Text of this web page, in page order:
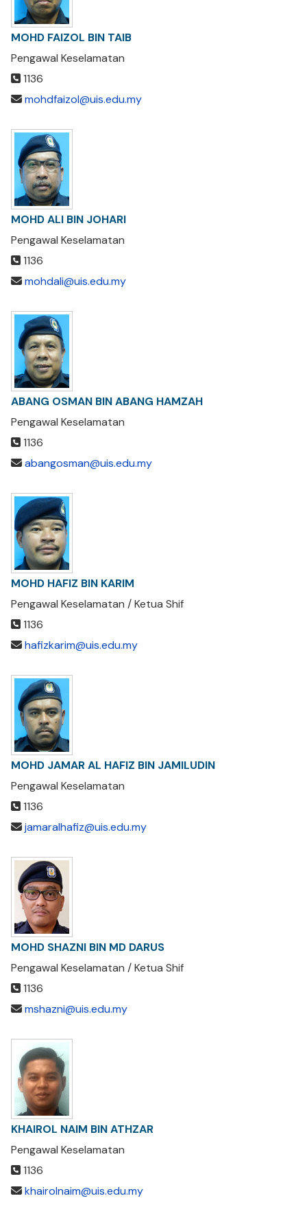
MOHD FAIZOL BIN TAIB
Pengawal Keselamatan
1136
mohdfaizol@uis.edu.my
MOHD ALI BIN JOHARI
Pengawal Keselamatan
1136
mohdali@uis.edu.my
ABANG OSMAN BIN ABANG HAMZAH
Pengawal Keselamatan
1136
abangosman@uis.edu.my
MOHD HAFIZ BIN KARIM
Pengawal Keselamatan / Ketua Shif
1136
hafizkarim@uis.edu.my
MOHD JAMAR AL HAFIZ BIN JAMILUDIN
Pengawal Keselamatan
1136
jamaralhafiz@uis.edu.my
MOHD SHAZNI BIN MD DARUS
Pengawal Keselamatan / Ketua Shif
1136
mshazni@uis.edu.my
KHAIROL NAIM BIN ATHZAR
Pengawal Keselamatan
1136
khairolnaim@uis.edu.my